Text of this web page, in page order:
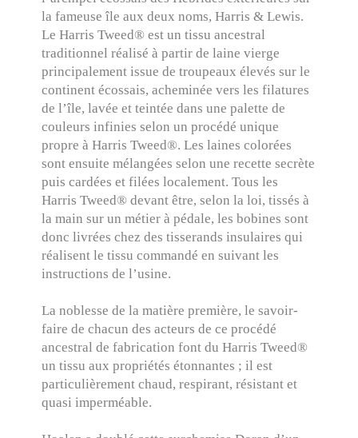
la fameuse île aux deux noms, Harris & Lewis.
Le Harris Tweed® est un tissu ancestral
traditionnel réalisé à partir de laine vierge
principalement issue de troupeaux élevés sur le
continent écossais, acheminée vers les filatures
de l’île, lavée et teintée dans une palette de
couleurs infinies selon un procédé unique
propre à Harris Tweed®. Les laines colorées
sont ensuite mélangées selon une recette secrète
puis cardées et filées localement. Tous les
Harris Tweed® devant être, selon la loi, tissés à
la main sur un métier à pédale, les bobines sont
donc livrées chez des tisserands insulaires qui
réalisent le tissu commandé en suivant les
instructions de l’usine.
La noblesse de la matière première, le savoir-
faire de chacun des acteurs de ce procédé
ancestral de fabrication font du Harris Tweed®
un tissu aux propriétés étonnantes ; il est
particulièrement chaud, respirant, résistant et
quasi imperméable.